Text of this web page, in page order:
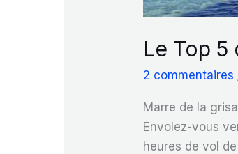
Le Top 5
2 commentaires
Marre de la
Envolez-vous
heures de vol